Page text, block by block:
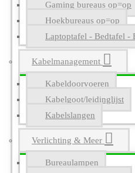
Gaming bureaus op=op
Hoekbureaus op=op
Laptoptafel - Bedtafel -
Kabelmanagement
Kabeldoorvoeren
Kabelgoot/leidinglijst
Kabelslangen
Verlichting & Meer
Bureaulampen